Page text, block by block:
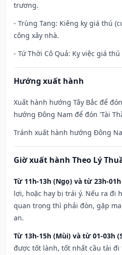
trương.
- Trùng Tang: Kiêng kỵ giá thú
công xây nhà.
- Tứ Thời Cô Quả: Kỵ việc giá
Hướng xuất hành
Xuất hành hướng Tây Bắc để
hướng Đông Nam để đón 'Tài
Tránh xuất hành hướng Đông
Giờ xuất hành Theo Lý
Từ 11h-13h (Ngọ) và từ 23h-
lợi, hoặc hay bị trái ý. Nếu ra đi
quan trọng thì phải đòn, gặp
an.
Từ 13h-15h (Mùi) và từ 01-03h
được tốt lành, tốt nhất cầu tài đi